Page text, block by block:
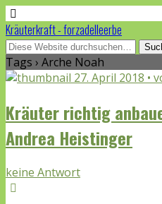
Kräuterkraft - forzadelleerbe
Tags › Arche Noah
27. April 2018 •
Kräuter richtig
Andrea Heistinger
keine Antwort